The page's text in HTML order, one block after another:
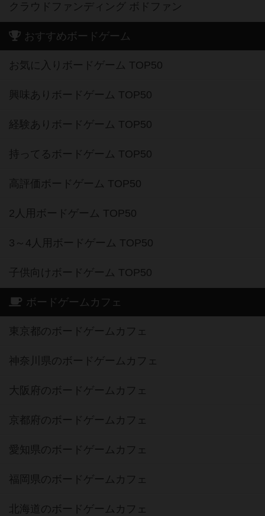
クラウドファンディング ボドファン
おすすめボードゲーム
お気に入りボードゲーム TOP50
興味ありボードゲーム TOP50
経験ありボードゲーム TOP50
持ってるボードゲーム TOP50
高評価ボードゲーム TOP50
2人用ボードゲーム TOP50
3～4人用ボードゲーム TOP50
子供向けボードゲーム TOP50
ボードゲームカフェ
東京都のボードゲームカフェ
神奈川県のボードゲームカフェ
大阪府のボードゲームカフェ
京都府のボードゲームカフェ
愛知県のボードゲームカフェ
福岡県のボードゲームカフェ
北海道のボードゲームカフェ